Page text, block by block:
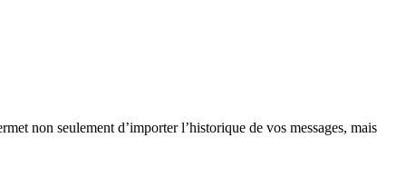
non seulement d’importer l’historique de vos messages, mais